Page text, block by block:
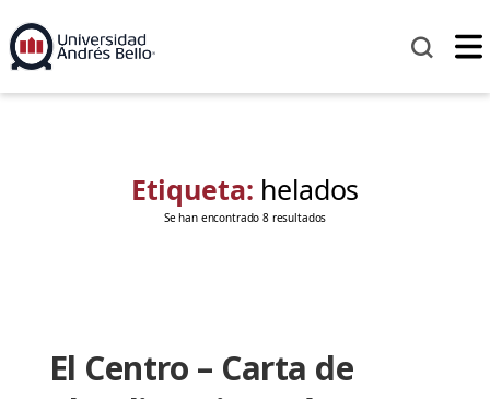
Etiqueta: helados
Se han encontrado 8 resultados
El Centro – Carta de